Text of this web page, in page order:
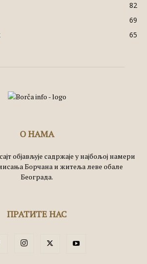
82
69
65
О НАМА
објављује садржаје у најбољој намери
Борчана и житеља леве обале
Београда.
ПРАТИТЕ НАС